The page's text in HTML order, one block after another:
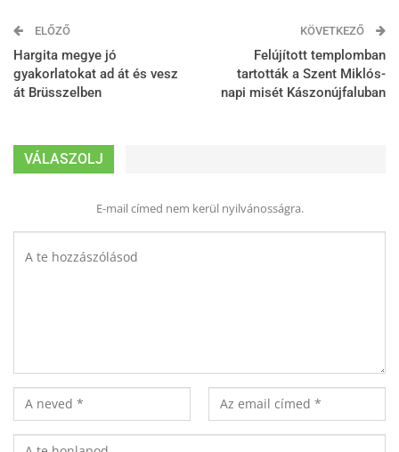
ELŐZŐ
Hargita megye jó
gyakorlatokat ad át és vesz
át Brüsszelben
KÖVETKEZŐ
Felújított templomban
tartották a Szent Miklós-
napi misét Kászonújfaluban
VÁLASZOLJ
E-mail címed nem kerül nyilvánosságra.